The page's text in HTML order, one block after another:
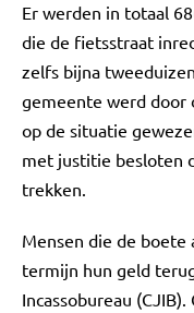
Er werden in totaal
die de fietsstraat
zelfs bijna
gemeente werd door
op de situatie
met justitie besloten
trekken.
Mensen die de
termijn hun geld
Incassobureau